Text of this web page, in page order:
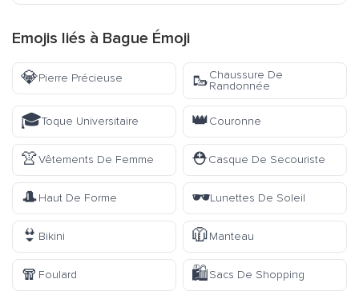
Emojis liés à Bague Émoji
💎Pierre Précieuse 🥾Chaussure De
Randonnée
🎓Toque Universitaire 👑Couronne
👚Vêtements De Femme ⛑️Casque De Secouriste
🎩Haut De Forme 🕶️Lunettes De Soleil
👙 Bikini 🧥Manteau
🧣 Foulard 🛍️Sacs De Shopping